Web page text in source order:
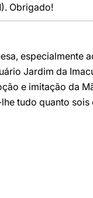
Obrigado!
especialmente
Jardim da
e imitação da
tudo quanto sois